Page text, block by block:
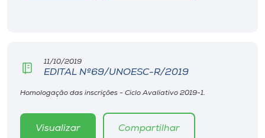
11/10/2019
EDITAL Nº69/UNOESC-R/2019
Homologação das inscrições - Ciclo Avaliativo 2019-1.
Visualizar Compartilhar